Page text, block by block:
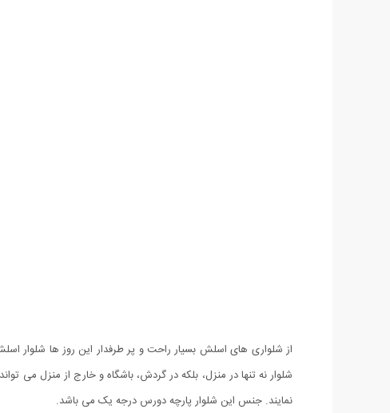
شلوار نه تنها در منزل، بلکه در گردش، باشگاه و خارج از منزل می
نمایند. جنس این شلوار پارچه دورس درجه یک می باشد.